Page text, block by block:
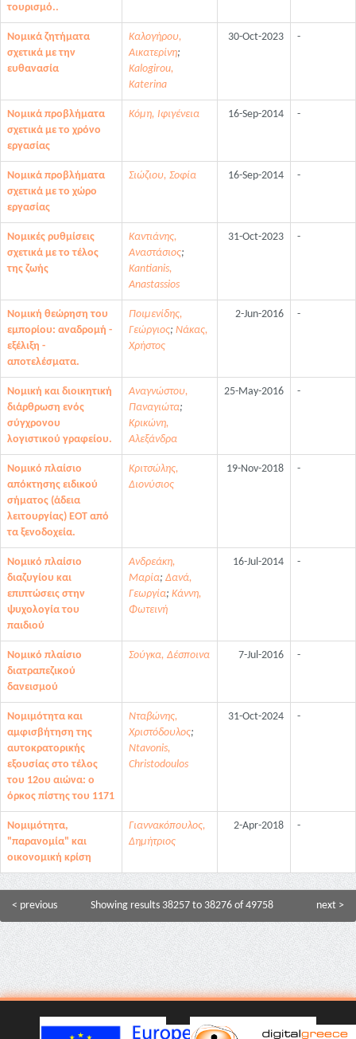
τουρισμό..
Νομικά ζητήματα
σχετικά με την
ευθανασία
Καλογήρου,
Αικατερίνη;
Kalogirou,
Katerina
30-Oct-2023 -
Νομικά προβλήματα
σχετικά με το χρόνο
εργασίας
Κόμη, Ιφιγένεια 16-Sep-2014 -
Νομικά προβλήματα
σχετικά με το χώρο
εργασίας
Σιώζιου, Σοφία 16-Sep-2014 -
Νομικές ρυθμίσεις
σχετικά με το τέλος
της ζωής
Καντιάνης,
Αναστάσιος;
Kantianis,
Anastassios
31-Oct-2023 -
Νομική θεώρηση του
εμπορίου: αναδρομή -
εξέλιξη -
αποτελέσματα.
Ποιμενίδης,
Γεώργιος; Νάκας,
Χρήστος
2-Jun-2016 -
Νομική και διοικητική
διάρθρωση ενός
σύγχρονου
λογιστικού γραφείου.
Αναγνώστου,
Παναγιώτα;
Κρικώνη,
Αλεξάνδρα
25-May-2016 -
Νομικό πλαίσιο
απόκτησης ειδικού
σήματος (άδεια
λειτουργίας) ΕΟΤ από
τα ξενοδοχεία.
Κριτσώλης,
Διονύσιος
19-Nov-2018 -
Νομικό πλαίσιο
διαζυγίου και
επιπτώσεις στην
ψυχολογία του
παιδιού
Ανδρεάκη,
Μαρία; Δανά,
Γεωργία; Κάννη,
Φωτεινή
16-Jul-2014 -
Νομικό πλαίσιο
διατραπεζικού
δανεισμού
Σούγκα, Δέσποινα 7-Jul-2016 -
Νομιμότητα και
αμφισβήτηση της
αυτοκρατορικής
εξουσίας στο τέλος
του 12ου αιώνα: ο
όρκος πίστης του 1171
Νταβώνης,
Χριστόδουλος;
Ntavonis,
Christodoulos
31-Oct-2024 -
Νομιμότητα,
"παρανομία" και
οικονομική κρίση
Γιαννακόπουλος,
Δημήτριος
2-Apr-2018 -
Showing results 38257 to 38276 of 49758
< previous next >